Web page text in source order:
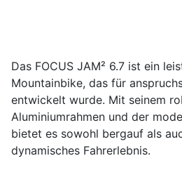
Das FOCUS JAM² 6.7 ist ein
Mountainbike, das für
entwickelt wurde. Mit seinem
Aluminiumrahmen und der
bietet es sowohl bergauf als
dynamisches Fahrerlebnis.